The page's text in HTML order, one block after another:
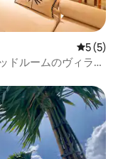
レビュー
5 (5)
ドルームのヴィラ